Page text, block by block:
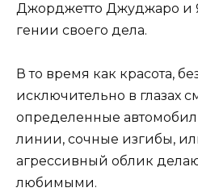
Джорджетто Джуджаро и
гении своего дела.
В то время как красота,
исключительно в глазах
определенные
линии, сочные изгибы,
агрессивный облик
любимыми.